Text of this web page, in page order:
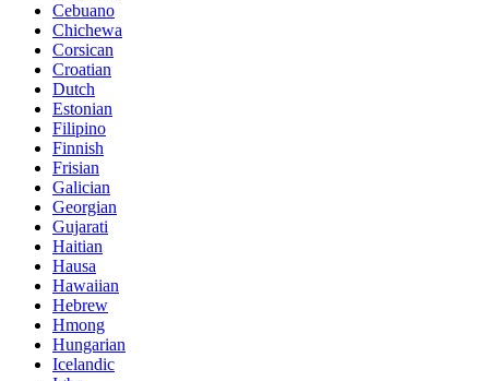
Cebuano
Chichewa
Corsican
Croatian
Dutch
Estonian
Filipino
Finnish
Frisian
Galician
Georgian
Gujarati
Haitian
Hausa
Hawaiian
Hebrew
Hmong
Hungarian
Icelandic